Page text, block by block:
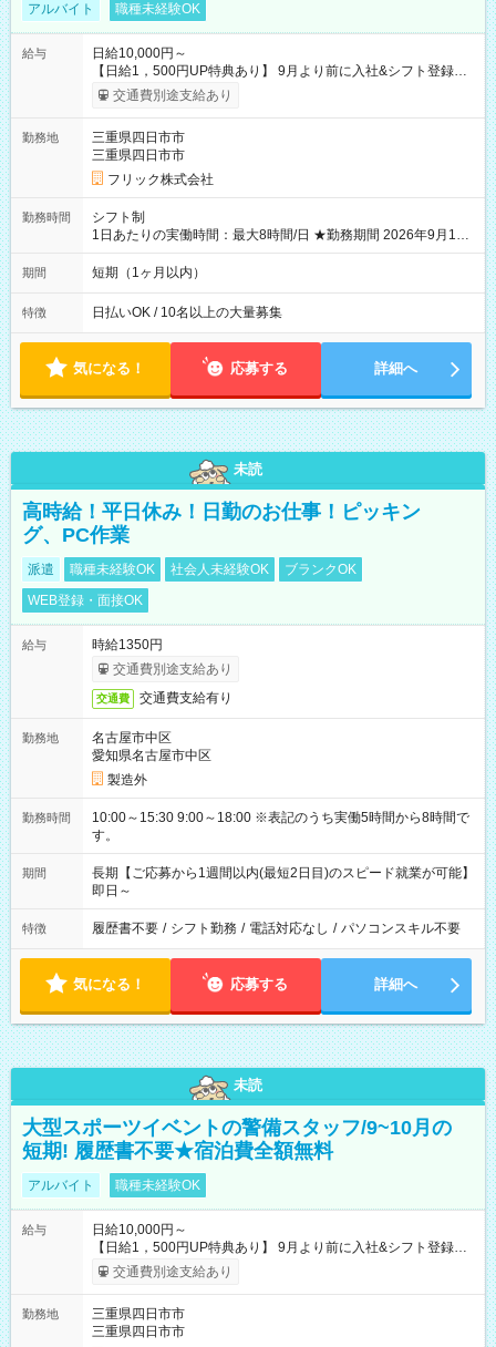
アルバイト 職種未経験OK
給与
日給10,000円～
【日給1，500円UP特典あり】 9月より前に入社&シフト登録す
ると 期間中(9/16~10/23) の日給がUP! 日給1万1500円でしっか
り稼げます♪ 【試用期間】試用期間なし
交通費別途支給あり
勤務地
三重県四日市市
三重県四日市市
フリック株式会社
勤務時間
シフト制
1日あたりの実働時間：最大8時間/日 ★勤務期間 2026年9月16
日~2026年10月23日 短期勤務OK! 期間中フル勤務できる方優遇
※週3~5日勤務(勤務日数応相談) ※期間前から勤務スタートも可
り ※夜勤シフトあり
期間 短期（1ヶ月以内）
特徴 日払いOK / 10名以上の大量募集
気になる！ 応募する 詳細へ
未読
高時給！平日休み！日勤のお仕事！ピッキン
グ、PC作業
派遣 職種未経験OK 社会人未経験OK
ブランクOK
WEB登録・面接OK
給与
時給1350円
交通費別途支給あり
交通費 交通費支給有り
勤務地
名古屋市中区
愛知県名古屋市中区
製造外
勤務時間
10:00～15:30 9:00～18:00 ※表記のうち実働5時間から8時間で
す。
期間
長期【ご応募から1週間以内(最短2日目)のスピード就業が可能】
即日～
特徴 履歴書不要 / シフト勤務 / 電話対応なし / パソコンスキル不要
気になる！ 応募する 詳細へ
未読
大型スポーツイベントの警備スタッフ/9~10月の
短期! 履歴書不要★宿泊費全額無料
アルバイト 職種未経験OK
給与
日給10,000円～
【日給1，500円UP特典あり】 9月より前に入社&シフト登録す
ると 期間中(9/16~10/23) の日給がUP! 日給1万1500円でしっか
り稼げます♪ 【試用期間】試用期間なし
交通費別途支給あり
勤務地
三重県四日市市
三重県四日市市